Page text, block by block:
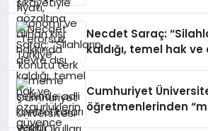
Necdet Saraç:
kaldığı, temel hak
Cumhuriyet
öğretmenlerinden